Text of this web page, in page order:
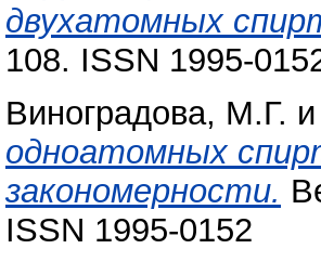
двухатомных
108. ISSN 1995-
Виноградова, М.Г. и
одноатомных
закономерности.
ISSN 1995-0152